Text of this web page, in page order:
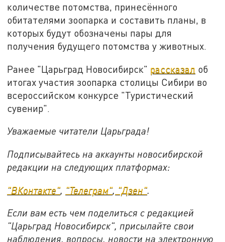
количестве потомства, принесённого
обитателями зоопарка и составить планы, в
которых будут обозначены пары для
получения будущего потомства у животных.
Ранее "Царьград Новосибирск" рассказал об
итогах участия зоопарка столицы Сибири во
всероссийском конкурсе "Туристический
сувенир".
Уважаемые читатели Царьграда!
Подписывайтесь на аккаунты новосибирской
редакции на следующих платформах:
"ВКонтакте" "Телеграм" "Дзен"
Если вам есть чем поделиться с редакцией
"Царьград Новосибирск", присылайте свои
наблюдения, вопросы, новости на электронную